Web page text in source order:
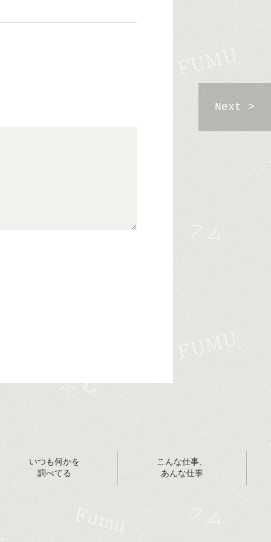
Next >
いつも何かを
調べてる
こんな仕事、
あんな仕事